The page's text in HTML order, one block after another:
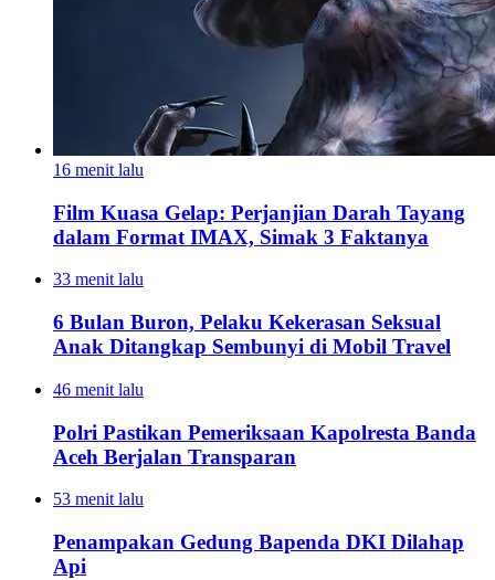
16 menit lalu
Film Kuasa Gelap: Perjanjian Darah Tayang
dalam Format IMAX, Simak 3 Faktanya
33 menit lalu
6 Bulan Buron, Pelaku Kekerasan Seksual
Anak Ditangkap Sembunyi di Mobil Travel
46 menit lalu
Polri Pastikan Pemeriksaan Kapolresta Banda
Aceh Berjalan Transparan
53 menit lalu
Penampakan Gedung Bapenda DKI Dilahap
Api